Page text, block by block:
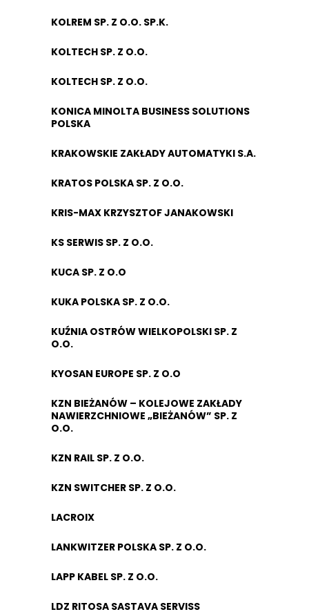
KOLREM SP. Z O.O. SP.K.
KOLTECH SP. Z O.O.
KOLTECH SP. Z O.O.
KONICA MINOLTA BUSINESS SOLUTIONS
POLSKA
KRAKOWSKIE ZAKŁADY AUTOMATYKI S.A.
KRATOS POLSKA SP. Z O.O.
KRIS-MAX KRZYSZTOF JANAKOWSKI
KS SERWIS SP. Z O.O.
KUCA SP. Z O.O
KUKA POLSKA SP. Z O.O.
KUŹNIA OSTRÓW WIELKOPOLSKI SP. Z
O.O.
KYOSAN EUROPE SP. Z O.O
KZN BIEŻANÓW – KOLEJOWE ZAKŁADY
NAWIERZCHNIOWE „BIEŻANÓW” SP. Z
O.O.
KZN RAIL SP. Z O.O.
KZN SWITCHER SP. Z O.O.
LACROIX
LANKWITZER POLSKA SP. Z O.O.
LAPP KABEL SP. Z O.O.
LDZ RITOSA SASTAVA SERVISS